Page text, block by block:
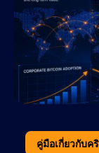
ปฏิบัติที่ดีที่สุ
เติบโตอย่าง
ประโยชน์จ
วางแผนคอน
คู่แข่ง เพื่อ
ด้วยความห
คู่มือเกี่ยวกับค